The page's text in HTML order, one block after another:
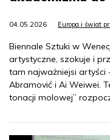
04.05.2026 Europa i świat
Biennale Sztuki w
artystyczne, szokuje i
tam najważniejsi artyści
Abramović i Ai Weiwei.
tonacji molowej”